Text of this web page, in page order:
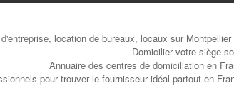
location de bureaux, locaux sur Montpellier
Domicilier votre siège
Annuaire des centres de domiciliation en
pour trouver le fournisseur idéal partout en